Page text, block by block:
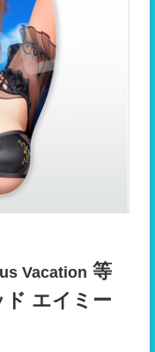
Vacation 等
エイミー